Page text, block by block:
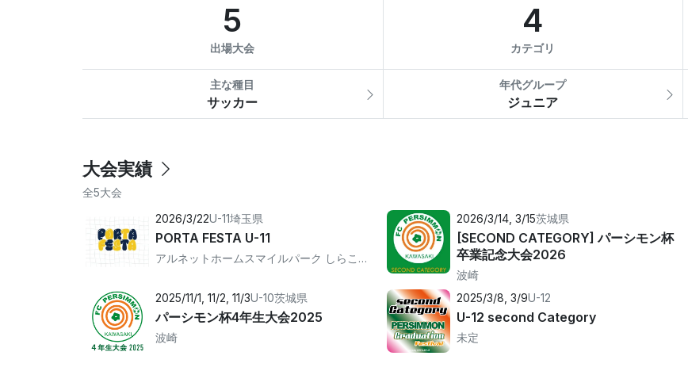
5
出場大会
4
カテゴリ
主な種目
サッカー
年代グループ
ジュニア
大会実績
全5大会
2026/3/22U-11埼玉県
PORTA FESTA U-11
アルネットホームスマイルパーク しらこばと多目的グランド
2026/3/14, 3/15茨城県
[SECOND CATEGORY] パーシモン杯
卒業記念大会2026
波崎
2025/11/1, 11/2, 11/3U-10茨城県
パーシモン杯4年生大会2025
波崎
2025/3/8, 3/9U-12
U-12 second Category
未定